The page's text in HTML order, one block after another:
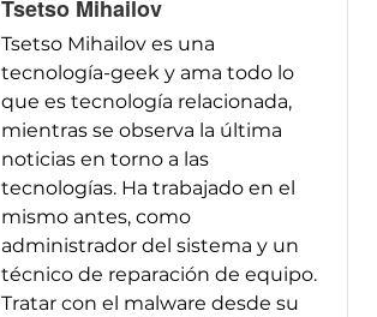
Tsetso Mihailov
Tsetso Mihailov es una
tecnología-geek y ama todo lo
que es tecnología relacionada,
mientras se observa la última
noticias en torno a las
tecnologías. Ha trabajado en el
mismo antes, como
administrador del sistema y un
técnico de reparación de equipo.
Tratar con el malware desde su